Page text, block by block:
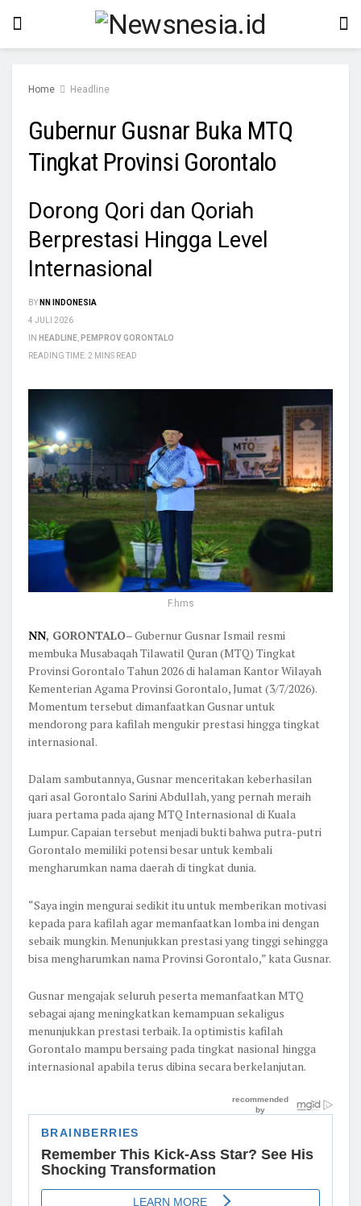
Home Headline
Gubernur Gusnar Buka MTQ
Tingkat Provinsi Gorontalo
Dorong Qori dan Qoriah
Berprestasi Hingga Level
Internasional
BY NN INDONESIA
4 JULI 2026
IN HEADLINE, PEMPROV GORONTALO
READING TIME: 2 MINS READ
F.hms
NN, GORONTALO– Gubernur Gusnar Ismail resmi
membuka Musabaqah Tilawatil Quran (MTQ) Tingkat
Provinsi Gorontalo Tahun 2026 di halaman Kantor Wilayah
Kementerian Agama Provinsi Gorontalo, Jumat (3/7/2026).
Momentum tersebut dimanfaatkan Gusnar untuk
mendorong para kafilah mengukir prestasi hingga tingkat
internasional.
Dalam sambutannya, Gusnar menceritakan keberhasilan
qari asal Gorontalo Sarini Abdullah, yang pernah meraih
juara pertama pada ajang MTQ Internasional di Kuala
Lumpur. Capaian tersebut menjadi bukti bahwa putra-putri
Gorontalo memiliki potensi besar untuk kembali
mengharumkan nama daerah di tingkat dunia.
“Saya ingin mengurai sedikit itu untuk memberikan motivasi
kepada para kafilah agar memanfaatkan lomba ini dengan
sebaik mungkin. Menunjukkan prestasi yang tinggi sehingga
bisa mengharumkan nama Provinsi Gorontalo,” kata Gusnar.
Gusnar mengajak seluruh peserta memanfaatkan MTQ
sebagai ajang meningkatkan kemampuan sekaligus
menunjukkan prestasi terbaik. Ia optimistis kafilah
Gorontalo mampu bersaing pada tingkat nasional hingga
internasional apabila terus dibina secara berkelanjutan.